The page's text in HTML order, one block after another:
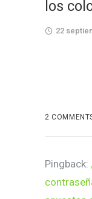
los
22
2
Pingback: